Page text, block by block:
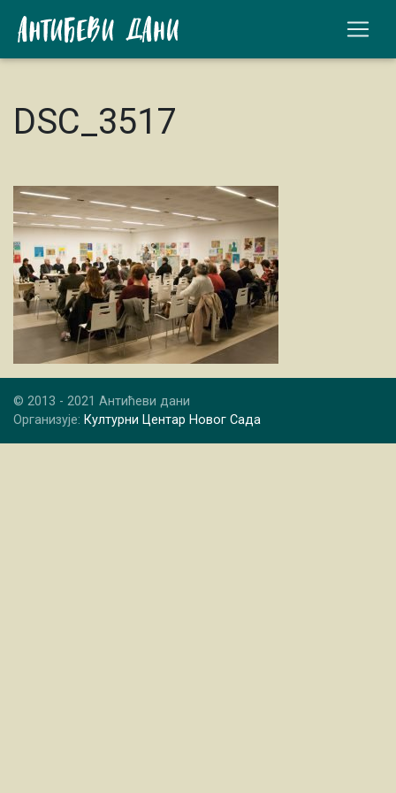
DSC_3517
© 2013 - 2021 Антићеви дани
Организује: Културни Центар Новог Сада